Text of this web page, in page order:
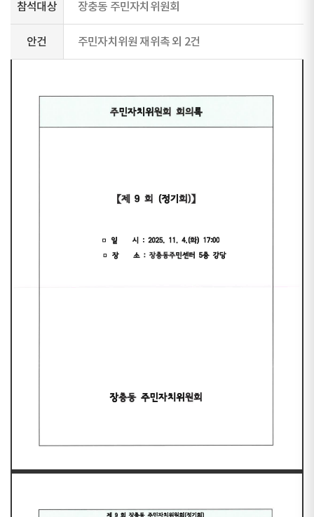
참석대상 장충동 주민자치위원회
안건 주민자치위원 재위촉 외 2건